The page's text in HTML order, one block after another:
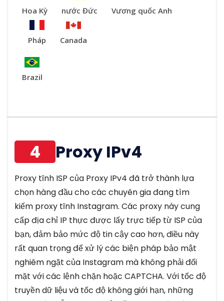
Hoa Kỳ nước Đức Vương quốc Anh
Pháp Canada
Brazil
4 Proxy IPv4
Proxy tĩnh ISP của Proxy IPv4 đã trở thành lựa
chọn hàng đầu cho các chuyên gia đang tìm
kiếm proxy tĩnh Instagram. Các proxy này cung
cấp địa chỉ IP thực được lấy trực tiếp từ ISP của
bạn, đảm bảo mức độ tin cậy cao hơn, điều này
rất quan trọng để xử lý các biện pháp bảo mật
nghiêm ngặt của Instagram mà không phải đối
mặt với các lệnh chặn hoặc CAPTCHA. Với tốc độ
truyền dữ liệu và tốc độ không giới hạn, những